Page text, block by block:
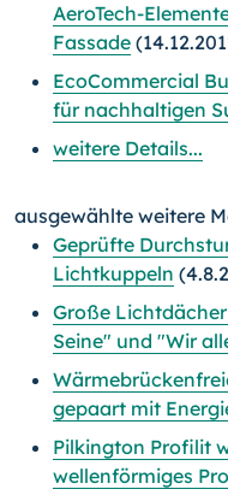
AeroTech-
Fassade
EcoCommercial
für nachhaltigen
weitere Details...
ausgewählte weitere
Geprüfte
Lichtkuppeln
Große
Seine" und "Wir
gepaart mit
Pilkington Profilit
wellenförmiges